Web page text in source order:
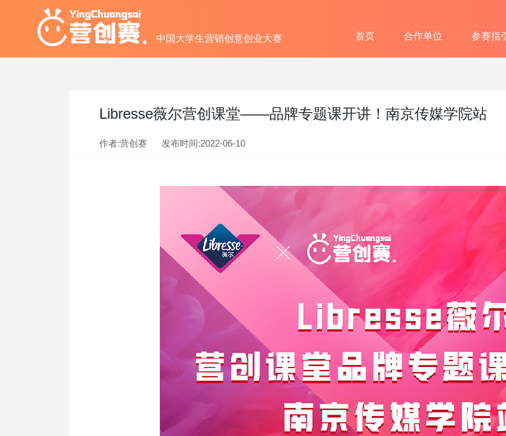
中国大学生营销创意创业大赛 首页 合作单位 参赛指引
Libresse薇尔营创课堂——品牌专题课开讲！南京传媒学院站
作者:营创赛 发布时间:2022-06-10